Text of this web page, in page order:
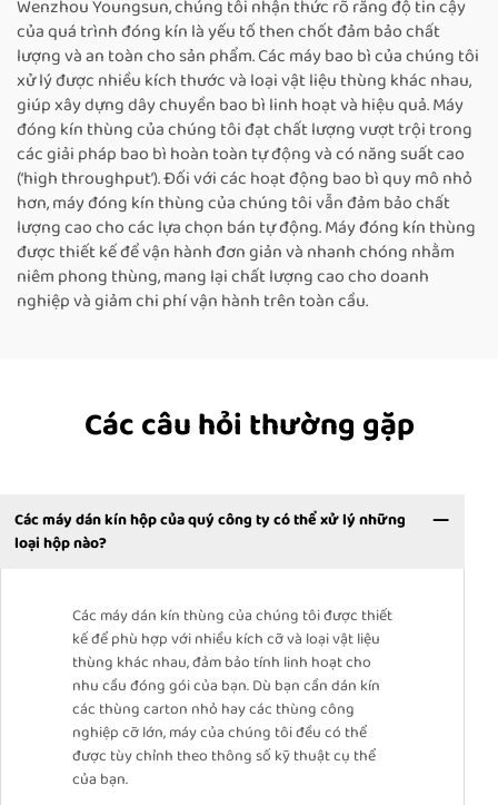
Wenzhou Youngsun, chúng tôi nhận thức rõ rằng độ tin cậy
của quá trình đóng kín là yếu tố then chốt đảm bảo chất
lượng và an toàn cho sản phẩm. Các máy bao bì của chúng tôi
xử lý được nhiều kích thước và loại vật liệu thùng khác nhau,
giúp xây dựng dây chuyền bao bì linh hoạt và hiệu quả. Máy
đóng kín thùng của chúng tôi đạt chất lượng vượt trội trong
các giải pháp bao bì hoàn toàn tự động và có năng suất cao
(‘high throughput’). Đối với các hoạt động bao bì quy mô nhỏ
hơn, máy đóng kín thùng của chúng tôi vẫn đảm bảo chất
lượng cao cho các lựa chọn bán tự động. Máy đóng kín thùng
được thiết kế để vận hành đơn giản và nhanh chóng nhằm
niêm phong thùng, mang lại chất lượng cao cho doanh
nghiệp và giảm chi phí vận hành trên toàn cầu.
Các câu hỏi thường gặp
Các máy dán kín hộp của quý công ty có thể xử lý những
loại hộp nào?
Các máy dán kín thùng của chúng tôi được thiết
kế để phù hợp với nhiều kích cỡ và loại vật liệu
thùng khác nhau, đảm bảo tính linh hoạt cho
nhu cầu đóng gói của bạn. Dù bạn cần dán kín
các thùng carton nhỏ hay các thùng công
nghiệp cỡ lớn, máy của chúng tôi đều có thể
được tùy chỉnh theo thông số kỹ thuật cụ thể
của bạn.